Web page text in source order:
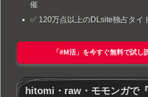
催
✅ 120万点以上のDLsite独占タイ
「#M活」を今すぐ無料で試し
hitomi・raw・モモンガで